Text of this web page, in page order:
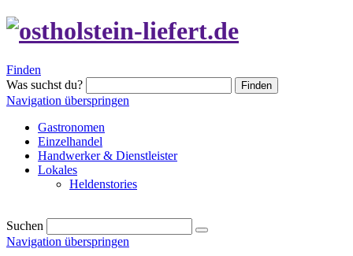
Finden
Was suchst du?
Finden
Navigation überspringen
Gastronomen
Einzelhandel
Handwerker & Dienstleister
Lokales
Heldenstories
Suchen
Navigation überspringen